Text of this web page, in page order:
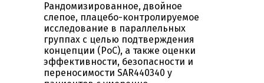
Рандомизированное, двойное
слепое, плацебо-контролируемое
исследование в параллельных
группах с целью подтверждения
концепции (PoC), а также оценки
эффективности, безопасности и
переносимости SAR440340 у